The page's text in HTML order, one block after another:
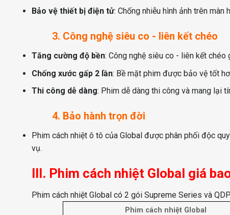
Bảo vệ thiết bị điện tử: Chống nhiễu hình ảnh trên
3. Công nghệ siêu co - liên kết chéo
Tăng cường độ bền: Công nghệ siêu co - liên kết
Chống xước gấp 2 lần: Bề mặt phim được bảo vệ tốt
Thi công dễ dàng: Phim dễ dàng thi công và mang lại
4. Bảo hành trọn đời
Phim cách nhiệt ô tô của Global được phân phối độc
vụ.
III. Phim cách nhiệt Global giá
Phim cách nhiệt Global có 2 gói Supreme Series và
Phim cách nhiệt Global